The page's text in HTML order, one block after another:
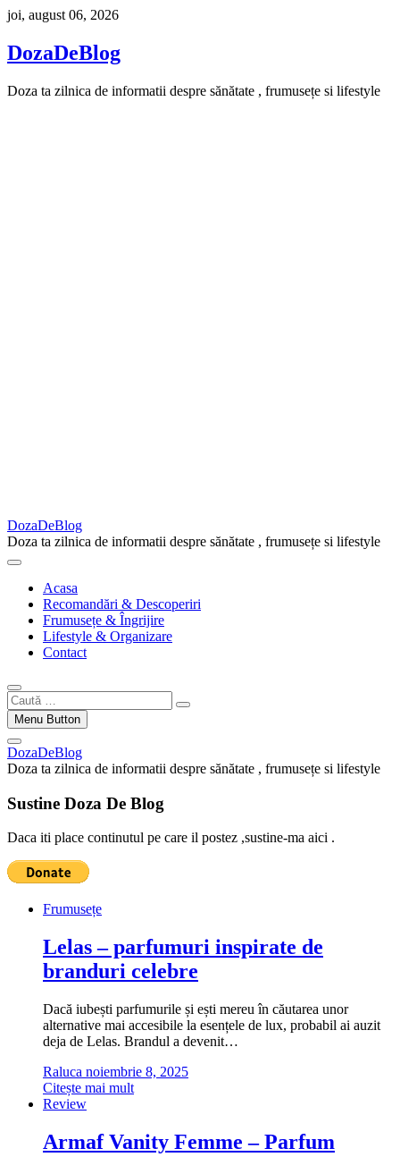
Skip
content
joi, august 06, 2026
DozaDeBlog
Doza ta zilnica de informatii despre sănătate , frumusețe si lifestyle
DozaDeBlog
Doza ta zilnica de informatii despre sănătate , frumusețe si lifestyle
Acasa
Recomandări & Descoperiri
Frumusețe & Îngrijire
Lifestyle & Organizare
Contact
Caută
…Menu Button
DozaDeBlog
Doza ta zilnica de informatii despre sănătate , frumusețe si lifestyle
Sustine Doza De Blog
Daca iti place continutul pe care il postez ,sustine-ma aici .
Frumusețe
Lelas – parfumuri inspirate de
branduri celebre
Dacă iubești parfumurile și ești mereu în căutarea unor
alternative mai accesibile la esențele de lux, probabil ai auzit
deja de Lelas. Brandul a devenit…
Raluca noiembrie 8, 2025
Citește mai mult
Review
Armaf Vanity Femme – Parfum